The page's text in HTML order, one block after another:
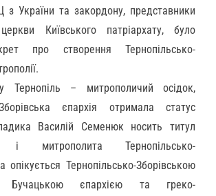
з України та закордону, представники
Київського патріархату, було
про створення Тернопільсько-
Тернопіль – митрополичий осідок,
Зборівська єпархія отримала статус
Василій Семенюк носить титул
і митрополита Тернопільсько-
опікується Тернопільсько-Зборівською
Бучацькою єпархією та греко-